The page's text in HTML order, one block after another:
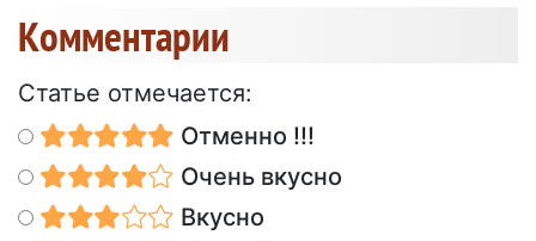
Kомментарии
Статье отмечается:
Отменно !!!
Очень вкусно
Вкусно